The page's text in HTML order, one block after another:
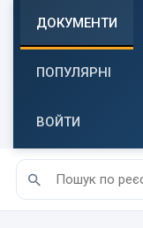
ДОКУМЕНТИ
ПОПУЛЯРНІ
ВОЙТИ